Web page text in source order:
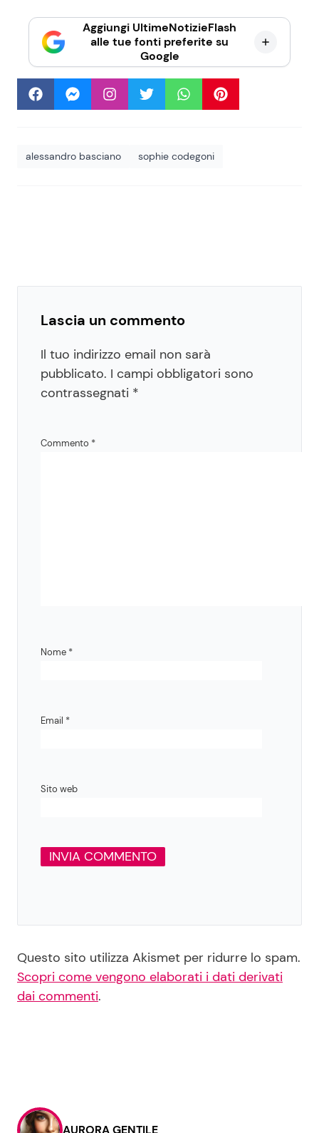
Aggiungi UltimeNotizieFlash
alle tue fonti preferite su
Google
alessandro basciano sophie codegoni
Lascia un commento
Il tuo indirizzo email non sarà
pubblicato. I campi obbligatori sono
contrassegnati *
Commento *
Nome *
Email *
Sito web
Questo sito utilizza Akismet per ridurre lo spam.
Scopri come vengono elaborati i dati derivati
dai commenti.
AURORA GENTILE